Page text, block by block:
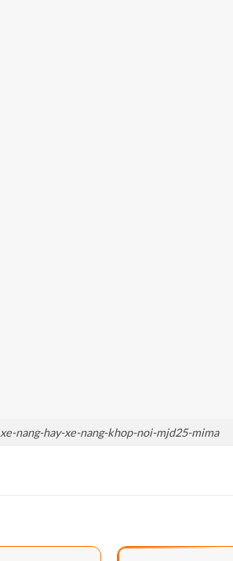
xe-nang-hay-xe-nang-khop-noi-mjd25-mima